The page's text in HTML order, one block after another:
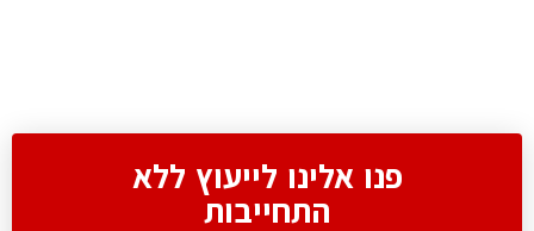
פנו אלינו לייעוץ ללא
התחייבות